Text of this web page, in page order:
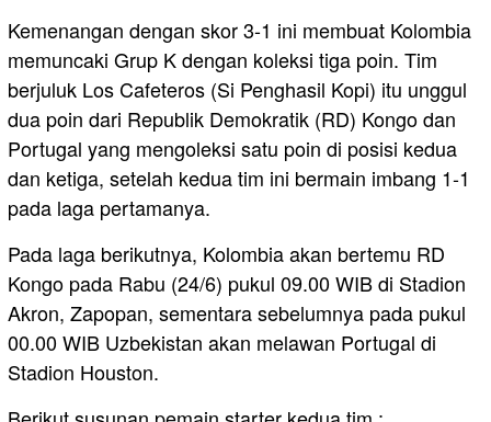
Kemenangan dengan skor 3-1 ini membuat Kolombia
memuncaki Grup K dengan koleksi tiga poin. Tim
berjuluk Los Cafeteros (Si Penghasil Kopi) itu unggul
dua poin dari Republik Demokratik (RD) Kongo dan
Portugal yang mengoleksi satu poin di posisi kedua
dan ketiga, setelah kedua tim ini bermain imbang 1-1
pada laga pertamanya.
Pada laga berikutnya, Kolombia akan bertemu RD
Kongo pada Rabu (24/6) pukul 09.00 WIB di Stadion
Akron, Zapopan, sementara sebelumnya pada pukul
00.00 WIB Uzbekistan akan melawan Portugal di
Stadion Houston.